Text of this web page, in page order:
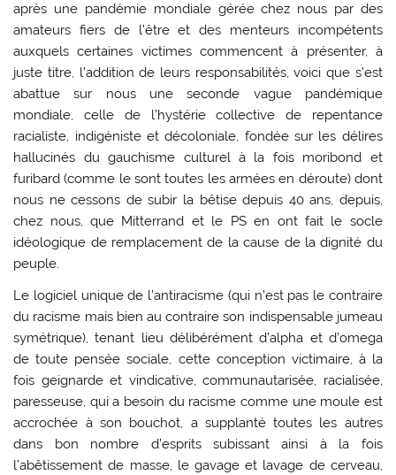
après une pandémie mondiale gérée chez nous par des
amateurs fiers de l’être et des menteurs incompétents
auxquels certaines victimes commencent à présenter, à
juste titre, l’addition de leurs responsabilités, voici que s’est
abattue sur nous une seconde vague pandémique
mondiale, celle de l’hystérie collective de repentance
racialiste, indigéniste et décoloniale, fondée sur les délires
hallucinés du gauchisme culturel à la fois moribond et
furibard (comme le sont toutes les armées en déroute) dont
nous ne cessons de subir la bêtise depuis 40 ans, depuis,
chez nous, que Mitterrand et le PS en ont fait le socle
idéologique de remplacement de la cause de la dignité du
peuple.
Le logiciel unique de l’antiracisme (qui n’est pas le contraire
du racisme mais bien au contraire son indispensable jumeau
symétrique), tenant lieu délibérément d’alpha et d’omega
de toute pensée sociale, cette conception victimaire, à la
fois geignarde et vindicative, communautarisée, racialisée,
paresseuse, qui a besoin du racisme comme une moule est
accrochée à son bouchot, a supplanté toutes les autres
dans bon nombre d’esprits subissant ainsi à la fois
l’abêtissement de masse, le gavage et lavage de cerveau,